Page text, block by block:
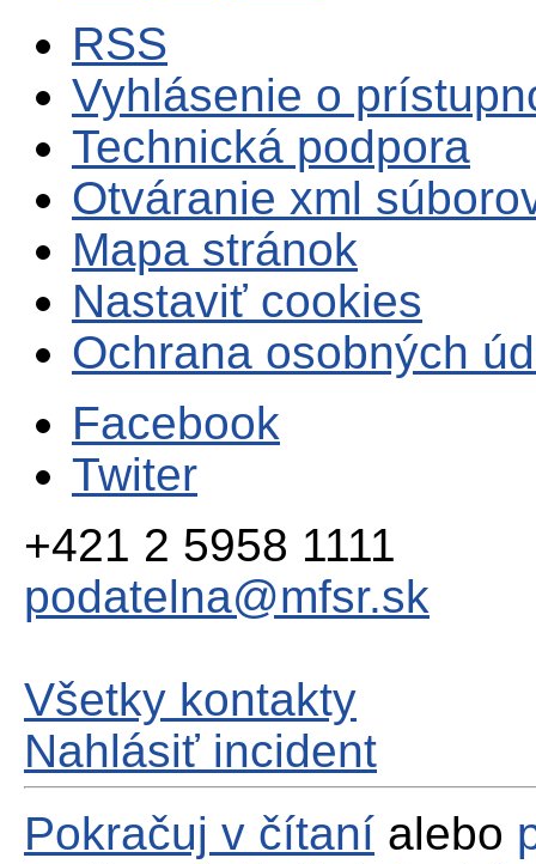
RSS
Vyhlásenie o
Technická podpora
Otváranie xml
Mapa stránok
Nastaviť cookies
Ochrana osobných
Facebook
Twiter
+421 2 5958 1111
podatelna@mfsr.sk
Všetky kontakty
Nahlásiť incident
Pokračuj v čítaní alebo